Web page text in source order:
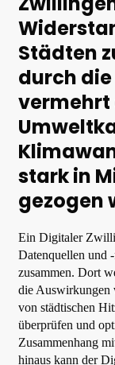
Städten
durch
stark in
gezogen
Ein Digitaler
Datenquellen und
zusammen. Dort
die Auswirkungen
von städtischen
überprüfen und
Zusammenhang
hinaus kann der